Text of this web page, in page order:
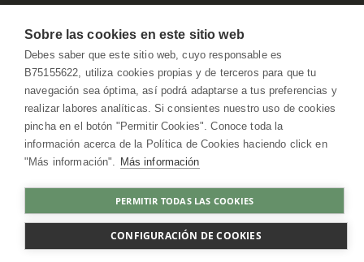
COMPRAR
HerbolarioWeb © 2026. All Rights Reserved
Sobre las cookies en este sitio web
Debes saber que este sitio web, cuyo responsable es
B75155622, utiliza cookies propias y de terceros para que tu
navegación sea óptima, así podrá adaptarse a tus preferencias y
realizar labores analíticas. Si consientes nuestro uso de cookies
pincha en el botón "Permitir Cookies". Conoce toda la
información acerca de la Política de Cookies haciendo click en
"Más información". Más información
PERMITIR TODAS LAS COOKIES
CONFIGURACIÓN DE COOKIES